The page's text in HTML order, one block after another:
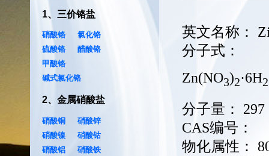
1 三价铬盐
硝酸铬
氯化铬
硫酸铬
醋酸铬
甲酸铬
碱式氯化铬
2、 金属硝酸盐
硝酸铜
硝酸锌
硝酸镍
硝酸钴
硝酸铝
硝酸铁
英文名称：
分子式：
Zn(NO3)2·6H2
分子量： 297
CAS编号：
物化属性：